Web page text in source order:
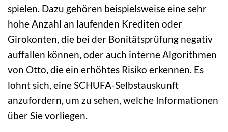
spielen. Dazu gehören beispielsweise eine sehr
hohe Anzahl an laufenden Krediten oder
Girokonten, die bei der Bonitätsprüfung negativ
auffallen können, oder auch interne Algorithmen
von Otto, die ein erhöhtes Risiko erkennen. Es
lohnt sich, eine SCHUFA-Selbstauskunft
anzufordern, um zu sehen, welche Informationen
über Sie vorliegen.